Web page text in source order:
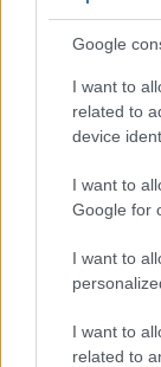
Google
I want to
related to
device
I want to
Google for
I want to
I want to
related to
tla u
Kliknite ili
Ljubičasta
klasična repa
kada se bere